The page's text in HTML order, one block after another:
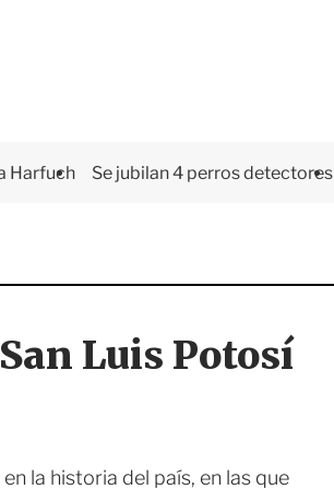
Harfuch Se jubilan 4 perros detectores
Luis Potosí
la historia del país, en las que